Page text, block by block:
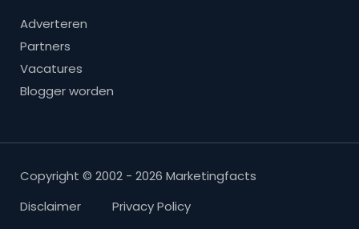
Adverteren
Partners
Vacatures
Blogger worden
Copyright © 2002 - 2026 Marketingfacts
Disclaimer
Privacy Policy